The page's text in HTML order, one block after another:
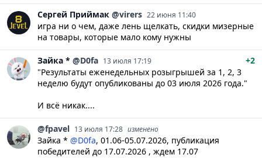
Сергей Приймак @virers 22 июня 11:40
игра ни о чем, даже лень щелкать, скидки мизерные
на товары, которые мало кому нужны
Зайка * @D0fa 13 июля 17:19
+2
"Результаты еженедельных розыгрышей за 1, 2, 3
неделю будут опубликованы до 03 июля 2026 года."
И всё никак....
@fpavel 13 июля 17:28 изменено
Зайка * @D0fa, 01.06-05.07.2026, публикация
победителей до 17.07.2026 , ждем 17.07